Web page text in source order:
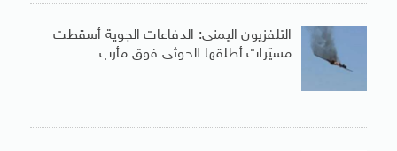
التلفزيون اليمنى: الدفاعات الجوية أسقطت
مسيّرات أطلقها الحوثى فوق مأرب